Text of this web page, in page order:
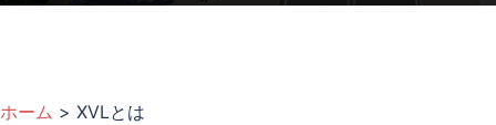
ホーム > XVLとは